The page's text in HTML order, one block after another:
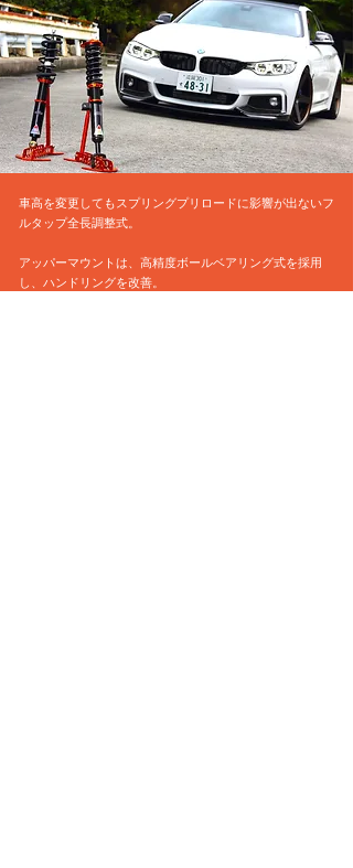
車高を変更してもスプリングプリロードに影響が出ないフ
ルタップ全長調整式。
アッパーマウントは、高精度ボールベアリング式を採用
し、ハンドリングを改善。